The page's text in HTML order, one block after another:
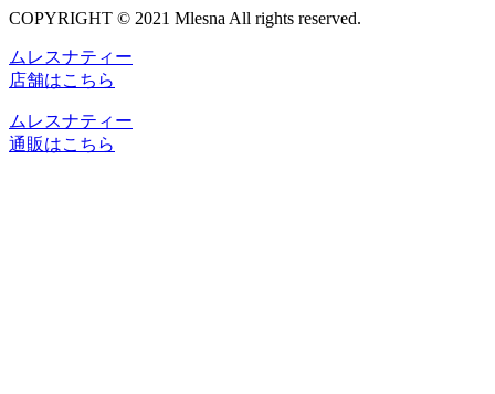
COPYRIGHT © 2021 Mlesna All rights reserved.
ムレスナティー
店舗はこちら
ムレスナティー
通販はこちら